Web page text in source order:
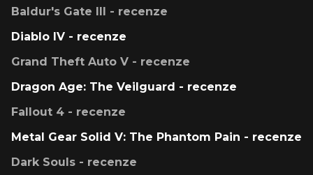
Baldur's Gate III - recenze
Diablo IV - recenze
Grand Theft Auto V - recenze
Dragon Age: The Veilguard - recenze
Fallout 4 - recenze
Metal Gear Solid V: The Phantom Pain - recenze
Dark Souls - recenze